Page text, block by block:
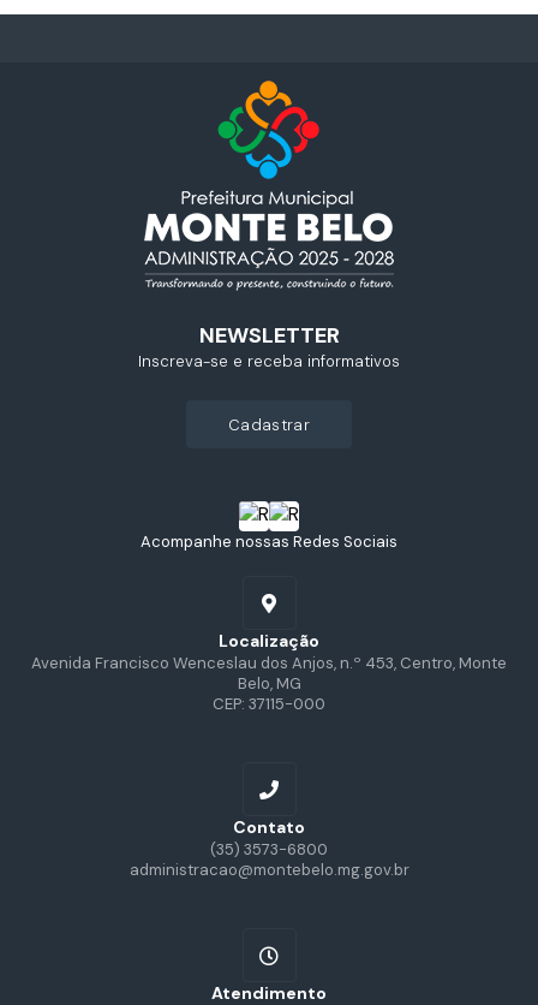
Acompanhe nossas Redes Sociais
Localização
Avenida Francisco Wenceslau dos Anjos, n.º 453, Centro, Monte
Belo, MG
CEP: 37115-000
Contato
(35) 3573-6800
administracao@montebelo.mg.gov.br
Atendimento
NEWSLETTER
Inscreva-se e receba informativos
cadastrar